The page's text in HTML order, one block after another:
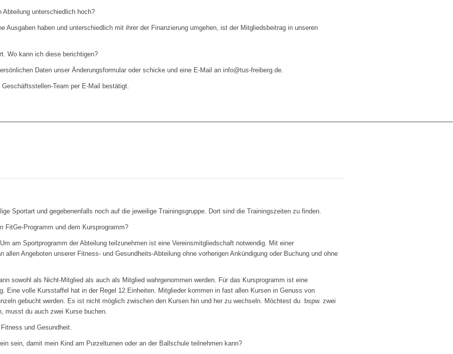
unterschiedlich hoch?
Ausgaben haben und unterschiedlich mit ihrer der Finanzierung umgehen, ist der Mitgliedsbeitrag in unseren
Wo kann ich diese berichtigen?
Daten unser Änderungsformular oder schicke und eine E-Mail an info@tus-freiberg.de.
Team per E-Mail bestätigt.
Sportart und gegebenenfalls noch auf die jeweilige Trainingsgruppe. Dort sind die Trainingszeiten zu finden.
FitGe-Programm und dem Kursprogramm?
am Sportprogramm der Abteilung teilzunehmen ist eine Vereinsmitgliedschaft notwendig. Mit einer
allen Angeboten unserer Fitness- und Gesundheits-Abteilung ohne vorherigen Ankündigung oder Buchung und ohne
sowohl als Nicht-Mitglied als auch als Mitglied wahrgenommen werden. Für das Kursprogramm ist eine
Eine volle Kursstaffel hat in der Regel 12 Einheiten. Mitglieder kommen in fast allen Kursen in Genuss von
gebucht werden. Es ist nicht möglich zwischen den Kursen hin und her zu wechseln. Möchtest du bspw. zwei
musst du auch zwei Kurse buchen.
und Gesundheit.
sein, damit mein Kind am Purzelturnen oder an der Ballschule teilnehmen kann?